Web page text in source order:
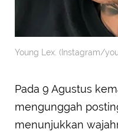
Young Lex. (Instagram/
Pada 9 Agustus
mengunggah
menunjukkan